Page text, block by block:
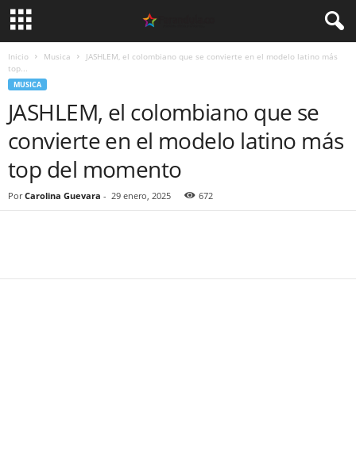
Inicio Musica
JASHLEM, el colombiano que se convierte en el modelo latino más
top...
MUSICA
JASHLEM, el colombiano que se
convierte en el modelo latino más
top del momento
Por Carolina Guevara - 29 enero, 2025 672